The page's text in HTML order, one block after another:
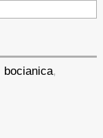
bocianica,